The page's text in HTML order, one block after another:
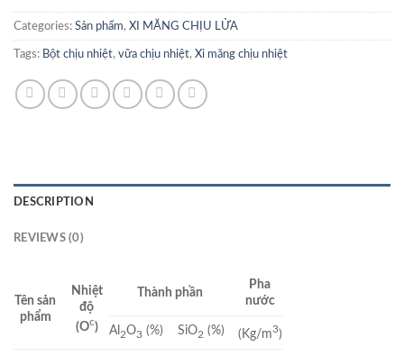
Categories: Sản phẩm, XI MĂNG CHỊU LỬA
Tags: Bột chịu nhiệt, vữa chịu nhiệt, Xi măng chịu nhiệt
DESCRIPTION
REVIEWS (0)
Tên sản
phẩm
Nhiệt
độ
(Oc)
Thành phần
Pha
nước
Al 2O3 (%) SiO2 (%) (Kg/m3)